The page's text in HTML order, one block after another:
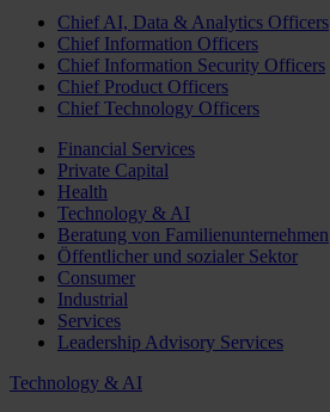
Chief AI, Data & Analytics Officers
Chief Information Officers
Chief Information Security Officers
Chief Product Officers
Chief Technology Officers
Financial Services
Private Capital
Health
Technology & AI
Beratung von Familienunternehmen
Öffentlicher und sozialer Sektor
Consumer
Industrial
Services
Leadership Advisory Services
Technology & AI